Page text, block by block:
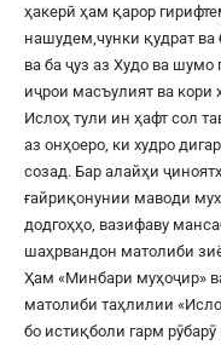
ҳакерӣ ҳам қарор
нашудем,чунки қудрат
ва ба ҷуз аз Худо ва
иҷрои масъулият ва кори
Ислоҳ тули ин ҳафт сол
аз онҳоеро, ки худро
созад. Бар алайҳи
ғайриқонунии маводи
додгоҳҳо, вазифаву
шаҳрвандон матолиби
Ҳам «Минбари муҳоҷир»
матолиби таҳлилии
бо истиқболи гарм